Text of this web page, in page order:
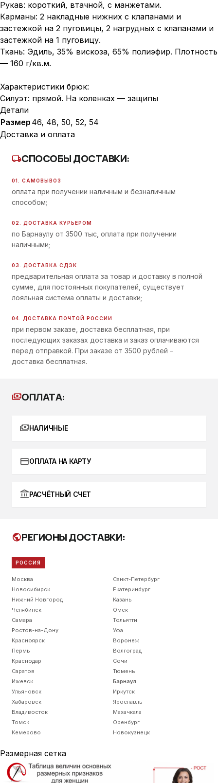
Рукав: короткий, втачной, с манжетами.
Карманы: 2 накладные нижних с клапанами и
застежкой на 2 пуговицы, 2 нагрудных с клапанами и
застежкой на 1 пуговицу.
Ткань: Эдиль, 35% вискоза, 65% полиэфир. Плотность
— 160 г/кв.м.
Характеристики брюк:
Силуэт: прямой. На коленках — защипы
Детали
Размер 46, 48, 50, 52, 54
Доставка и оплата
local_shippingСПОСОБЫ ДОСТАВКИ:
01. САМОВЫВОЗ
оплата при получении наличным и безналичным
способом;
02. ДОСТАВКА КУРЬЕРОМ
по Барнаулу от 3500 тыс, оплата при получении
наличными;
03. ДОСТАВКА СДЭК
предварительная оплата за товар и доставку в полной
сумме, для постоянных покупателей, существует
лояльная система оплаты и доставки;
04. ДОСТАВКА ПОЧТОЙ РОССИИ
при первом заказе, доставка бесплатная, при
последующих заказах доставка и заказ оплачиваются
перед отправкой. При заказе от 3500 рублей –
доставка бесплатная.
paymentsОПЛАТА:
paymentsНАЛИЧНЫЕ
credit_cardОПЛАТА НА КАРТУ
account_balanceРАСЧЁТНЫЙ СЧЕТ
publicРЕГИОНЫ ДОСТАВКИ:
РОССИЯ
Москва
Санкт-Петербург
Новосибирск
Екатеринбург
Нижний Новгород
Казань
Челябинск
Омск
Самара
Тольятти
Ростов-на-Дону
Уфа
Красноярск
Воронеж
Пермь
Волгоград
Краснодар
Сочи
Саратов
Тюмень
Ижевск
Барнаул
Ульяновск
Иркутск
Хабаровск
Ярославль
Владивосток
Махачкала
Томск
Оренбург
Кемерово
Новокузнецк
Размерная сетка